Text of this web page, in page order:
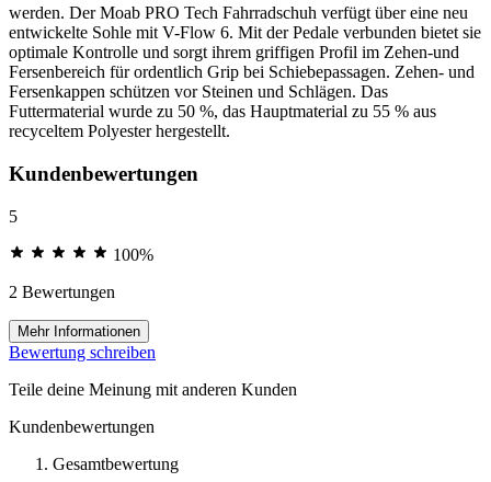
werden. Der Moab PRO Tech Fahrradschuh verfügt über eine neu
entwickelte Sohle mit V-Flow 6. Mit der Pedale verbunden bietet sie
optimale Kontrolle und sorgt ihrem griffigen Profil im Zehen-und
Fersenbereich für ordentlich Grip bei Schiebepassagen. Zehen- und
Fersenkappen schützen vor Steinen und Schlägen. Das
Futtermaterial wurde zu 50 %, das Hauptmaterial zu 55 % aus
recyceltem Polyester hergestellt.
Kundenbewertungen
5
100%
2 Bewertungen
Mehr Informationen
Bewertung schreiben
Teile deine Meinung mit anderen Kunden
Kundenbewertungen
Gesamtbewertung